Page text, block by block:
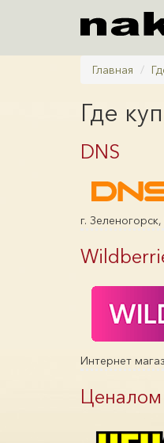
Главная
Где
DNS
г.
Интернет
Ценалом